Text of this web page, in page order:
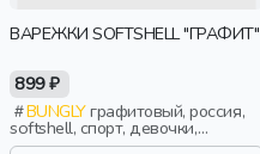
ВАРЕЖКИ SOFTSHELL "ГРАФИТ"
899 ₽
BUNGLYграфитовый, россия,
softshell, спорт, девочки,
малыши, дошкольники, дети